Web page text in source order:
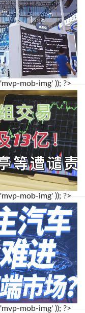
'mvp-mob-img' )); ?>
'mvp-mob-img' )); ?>
'mvp-mob-img' )); ?>